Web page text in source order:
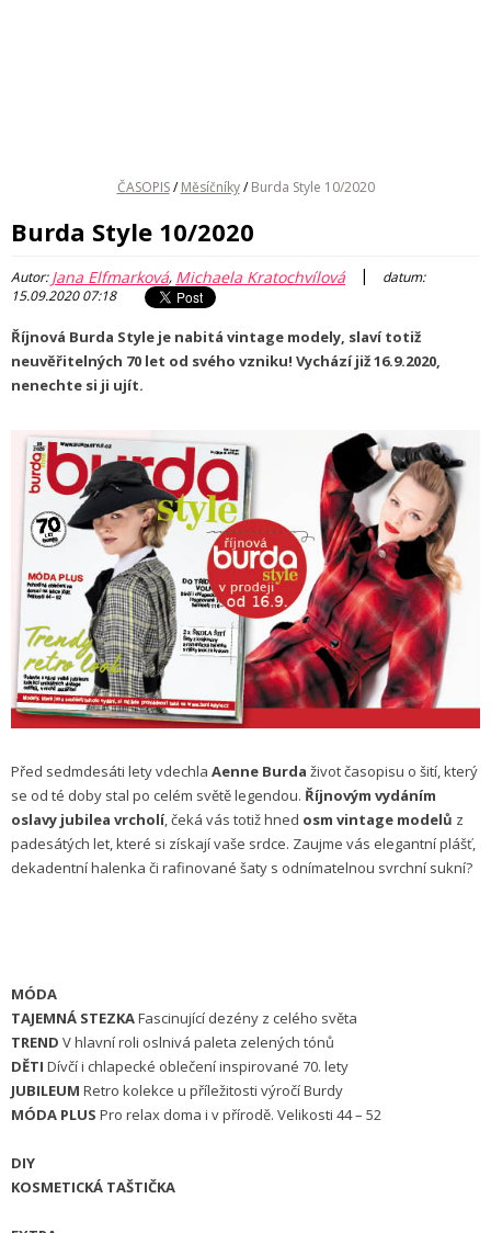
ČASOPIS / Měsíčníky / Burda Style 10/2020
Burda Style 10/2020
Autor:Jana Elfmarková, Michaela Kratochvílová |
datum:
15.09.2020 07:18
Říjnová Burda Style je nabitá vintage modely, slaví totiž
neuvěřitelných 70 let od svého vzniku! Vychází již 16.9.2020,
nenechte si ji ujít.
Před sedmdesáti lety vdechla Aenne Burda život časopisu o šití, který
se od té doby stal po celém světě legendou. Říjnovým vydáním
oslavy jubilea vrcholí, čeká vás totiž hned osm vintage modelů z
padesátých let, které si získají vaše srdce. Zaujme vás elegantní plášť,
dekadentní halenka či rafinované šaty s odnímatelnou svrchní sukní?
MÓDA
TAJEMNÁ STEZKAFascinující dezény z celého světa
TREND V hlavní roli oslnivá paleta zelených tónů
DĚTI Dívčí i chlapecké oblečení inspirované 70. lety
JUBILEUM Retro kolekce u příležitosti výročí Burdy
MÓDA PLUS Pro relax doma i v přírodě. Velikosti 44 – 52
DIY
KOSMETICKÁ TAŠTIČKA